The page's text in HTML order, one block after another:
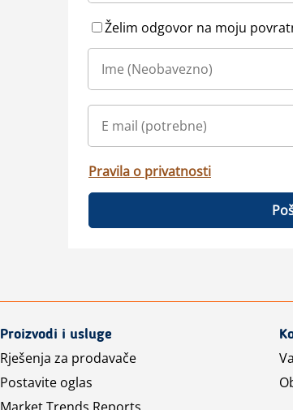
Želim odgovor na moju
Pravila o privatnosti
Proizvodi i usluge
Rješenja za prodavače
Postavite oglas